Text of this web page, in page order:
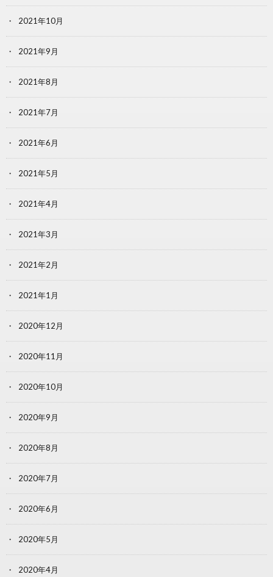
2021年10月
2021年9月
2021年8月
2021年7月
2021年6月
2021年5月
2021年4月
2021年3月
2021年2月
2021年1月
2020年12月
2020年11月
2020年10月
2020年9月
2020年8月
2020年7月
2020年6月
2020年5月
2020年4月